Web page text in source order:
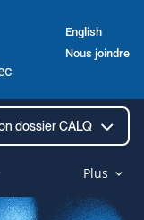
English
Nous joindre
dossier CALQ
Plus